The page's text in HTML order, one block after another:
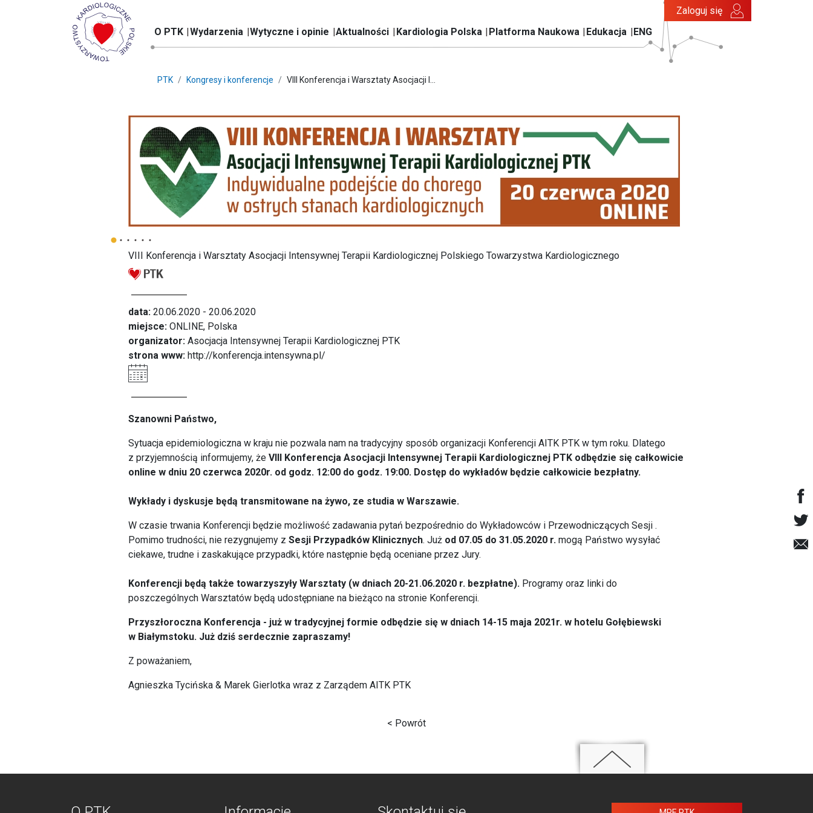
O PTK Wydarzenia Wytyczne i opinie Aktualności Kardiologia Polska Platforma Naukowa Edukacja ENG
Zaloguj się
PTK Kongresy i konferencje VIII Konferencja i Warsztaty Asocjacji I...
VIII Konferencja i Warsztaty Asocjacji Intensywnej Terapii Kardiologicznej Polskiego Towarzystwa Kardiologicznego
data: 20.06.2020 - 20.06.2020
miejsce: ONLINE, Polska
organizator: Asocjacja Intensywnej Terapii Kardiologicznej PTK
strona www: http://konferencja.intensywna.pl/
Szanowni Państwo,
Sytuacja epidemiologiczna w kraju nie pozwala nam na tradycyjny sposób organizacji Konferencji AITK PTK w tym roku. Dlatego
z przyjemnością informujemy, że VIII Konferencja Asocjacji Intensywnej Terapii Kardiologicznej PTK odbędzie się całkowicie
online w dniu 20 czerwca 2020r. od godz. 12:00 do godz. 19:00. Dostęp do wykładów będzie całkowicie bezpłatny.
Wykłady i dyskusje będą transmitowane na żywo, ze studia w Warszawie.
W czasie trwania Konferencji będzie możliwość zadawania pytań bezpośrednio do Wykładowców i Przewodniczących Sesji .
Pomimo trudności, nie rezygnujemy z Sesji Przypadków Klinicznych. Już od 07.05 do 31.05.2020 r. mogą Państwo wysyłać
ciekawe, trudne i zaskakujące przypadki, które następnie będą oceniane przez Jury.
Konferencji będą także towarzyszyły Warsztaty (w dniach 20-21.06.2020 r. bezpłatne). Programy oraz linki do
poszczególnych Warsztatów będą udostępniane na bieżąco na stronie Konferencji.
Przyszłoroczna Konferencja - już w tradycyjnej formie odbędzie się w dniach 14-15 maja 2021r. w hotelu Gołębiewski
w Białymstoku. Już dziś serdecznie zapraszamy!
Z poważaniem,
Agnieszka Tycińska & Marek Gierlotka wraz z Zarządem AITK PTK
< Powrót